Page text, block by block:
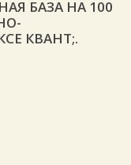
БАЗА НА 100
КВАНТ;.